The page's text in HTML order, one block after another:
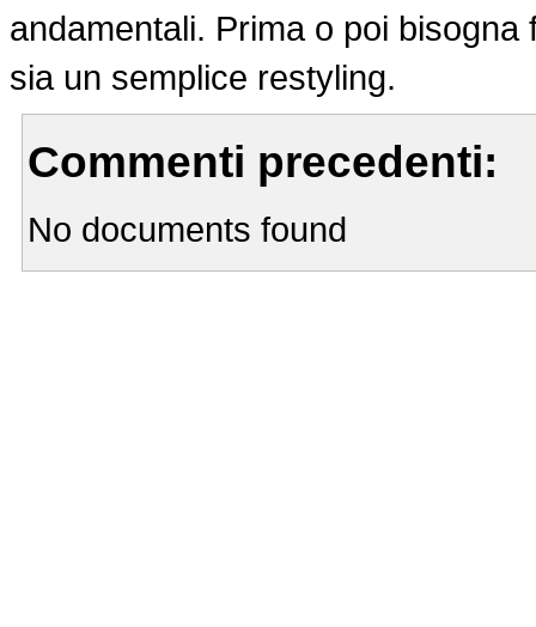
andamentali. Prima o poi
sia un semplice restyling.
Commenti precedenti:
No documents found